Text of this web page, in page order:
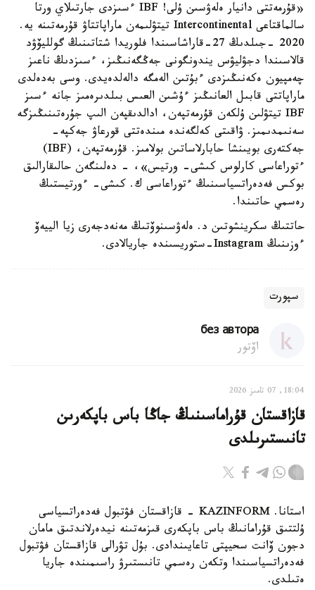
«قۇرمەتتى دانيار ەلەۋسىن ۇلى! IBF ءسىزدى جارتىلاي ورتا
سالماقتاعى Intercontinental تيتۋلىمەن ماراپاتتاۋ قۇرمەتىنە يە.
2020 -جىلدىڭ 27-قاراشاسىندا فلوريدا شتاتىنىڭ گولليۆۋد
قالاسىندا دجۋليۋس يندونگونى جەڭگەنىڭىز، ءسىزدىڭ ناعىز
چەمپيون ەكەنىڭىزدى ءبۇتىن الەمگە دالەلدەيدى. وسى بەدەلدى
ماراپاتتى قابىل العانىڭىز ءۇشىن العىس بىلدىرەمىز جانە ءسىز
IBF تيتۋلىن ۇلكەن قۇرمەتپەن، ادالدىقپەن الىپ جۇرەتىنىڭىزگە
سەنىمدىمىز. ۋاقىتى كەلگەندە مىندەتتى قورعاۋ جەكپە-
جەكتەرى بويىنشا حابارلاساتىن بولامىز. قۇرمەتپەن، (IBF)
ءتوراعاسى كارلوس كىشى- ورتيس»، - دەلىنگەن حالىقارالىق
بوكس فەدەراتسياسىنىڭ ءتوراعاسى ك. كىشى- ءورتيستىڭ
رەسمي حاتىندا.
حاتتىڭ سكرينشوتىن د. ەلەۋسىنوۆتىڭ مەنەدجەرى زيا الييەۆ
ءوزىنىڭ Instagram-ستوريسىندە جاريالادى.
سپورت
без автора
اۆتور
18:04, 07 تامىز 2026
قازاقستان قۇراماسىنىڭ جاڭا باس باپكەرىن
تانىستىرىلدى
استانا. KAZINFORM - قازاقستان فۋتبول فەدەراتسياسى
ۇلتتىق قۇرامانىڭ باس باپكەرى قىزمەتىنە نيدەرلاندتىق مامان
دجون ۆانت سحيپتى تاعايىندادى. بۇل تۋرالى قازاقستان فۋتبول
فەدەراتسياسىندا وتكەن رەسمي تانىستىرۋ راسىمىندە جاريا
ەتىلدى.